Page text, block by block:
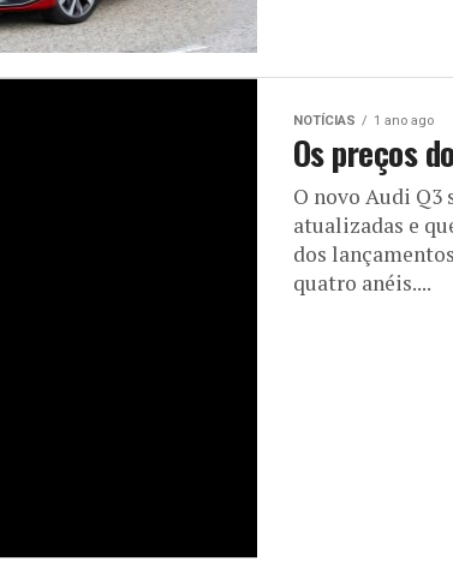
NOTÍCIAS 1 ano ago
Os preços
O novo Audi Q3
atualizadas e
dos
quatro anéis....